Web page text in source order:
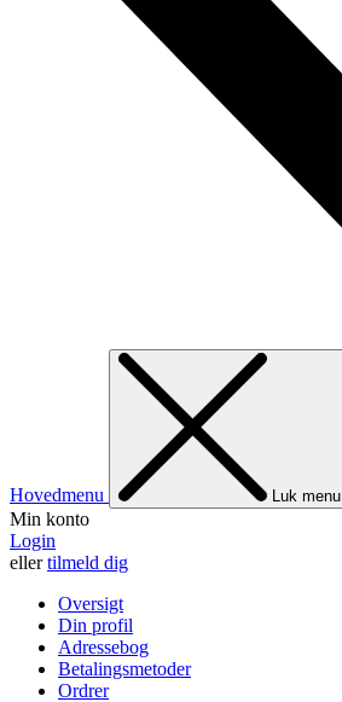
Hovedmenu Luk menu
Min konto
Login
ellertilmeld dig
Oversigt
Din profil
Adressebog
Betalingsmetoder
Ordrer